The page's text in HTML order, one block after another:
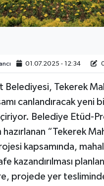
01.07.2025 - 12:34
Belediyesi, Tekerek
canlandıracak yeni
Belediye Etüd-
hazırlanan “Tekerek
kapsamında,
kazandırılması
projede yer